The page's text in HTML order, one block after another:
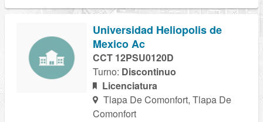
Universidad Heliopolis de
Mexico Ac
CCT 12PSU0120D
Turno: Discontinuo
Licenciatura
Tlapa De Comonfort, Tlapa De
Comonfort